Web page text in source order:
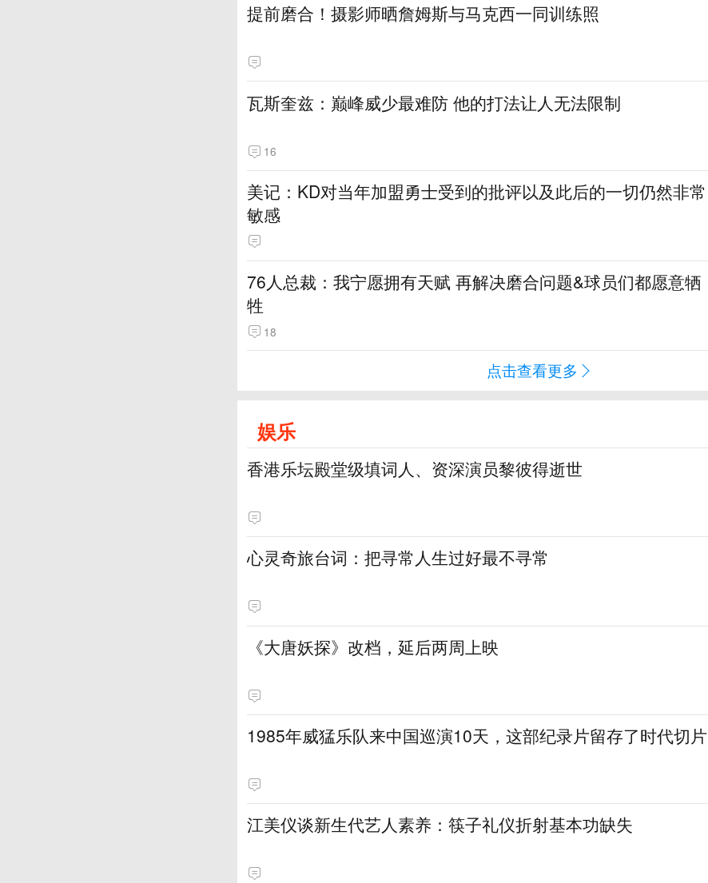
提前磨合！摄影师晒詹姆斯与马克西一同训练照
瓦斯奎兹：巅峰威少最难防 他的打法让人无法限制
16
美记：KD对当年加盟勇士受到的批评以及此后的一切仍然非常
敏感
76人总裁：我宁愿拥有天赋 再解决磨合问题&球员们都愿意牺
牲
18
点击查看更多
娱乐
香港乐坛殿堂级填词人、资深演员黎彼得逝世
心灵奇旅台词：把寻常人生过好最不寻常
《大唐妖探》改档，延后两周上映
1985年威猛乐队来中国巡演10天，这部纪录片留存了时代切片
江美仪谈新生代艺人素养：筷子礼仪折射基本功缺失